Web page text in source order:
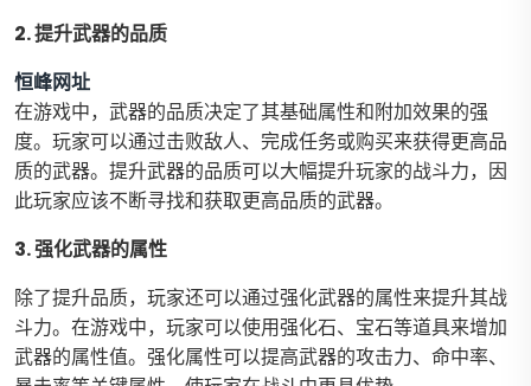
2. 提升武器的品质
恒峰网址
在游戏中，武器的品质决定了其基础属性和附加效果的强
度。玩家可以通过击败敌人、完成任务或购买来获得更高品
质的武器。提升武器的品质可以大幅提升玩家的战斗力，因
此玩家应该不断寻找和获取更高品质的武器。
3. 强化武器的属性
除了提升品质，玩家还可以通过强化武器的属性来提升其战
斗力。在游戏中，玩家可以使用强化石、宝石等道具来增加
武器的属性值。强化属性可以提高武器的攻击力、命中率、